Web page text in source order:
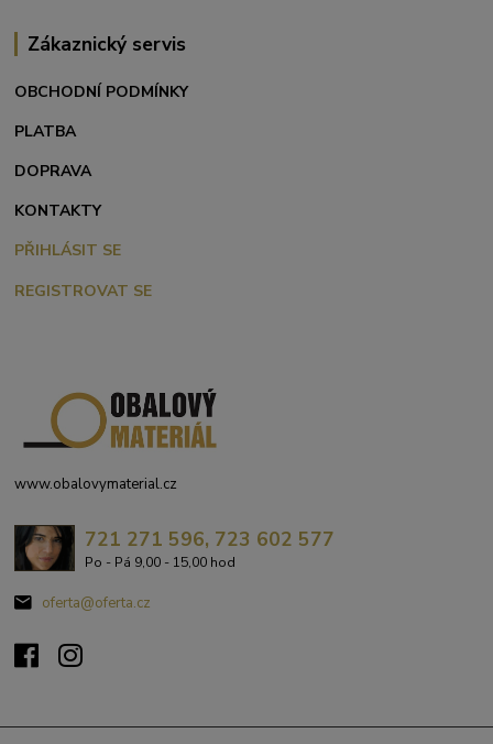
Zákaznický servis
OBCHODNÍ PODMÍNKY
PLATBA
DOPRAVA
KONTAKTY
PŘIHLÁSIT SE
REGISTROVAT SE
www.obalovymaterial.cz
721 271 596, 723 602 577
Po - Pá 9,00 - 15,00 hod
oferta@oferta.cz